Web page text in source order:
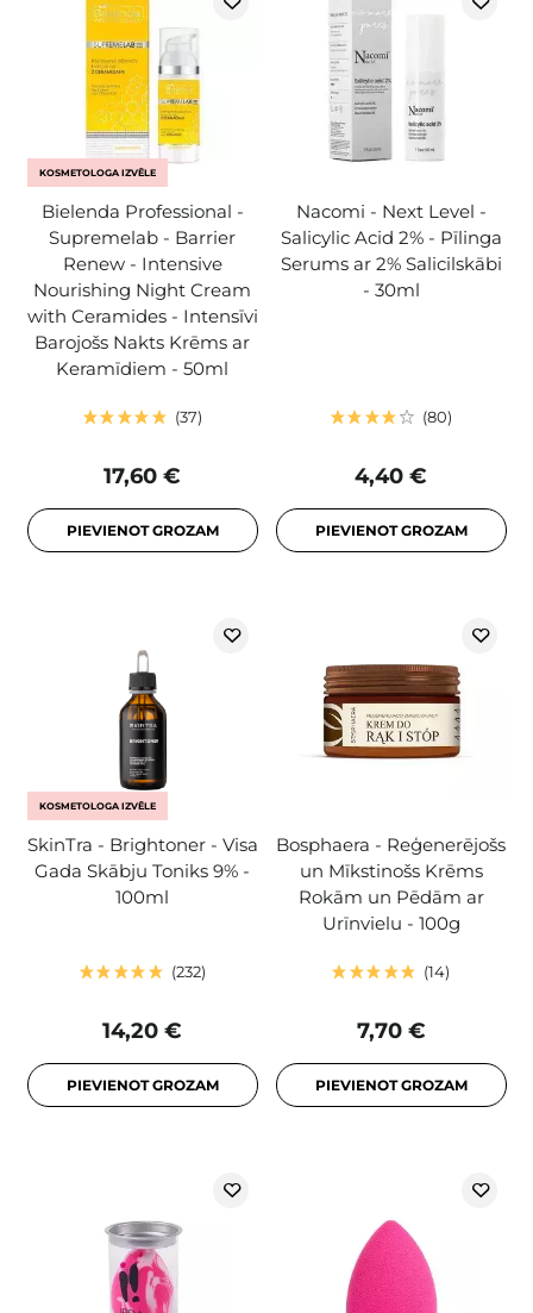
KOSMETOLOGA IZVĒLE
Bielenda Professional -
Supremelab - Barrier
Renew - Intensive
Nourishing Night Cream
with Ceramides - Intensīvi
Barojošs Nakts Krēms ar
Keramīdiem - 50ml
37
17,60 €
PIEVIENOT GROZAM
Nacomi - Next Level -
Salicylic Acid 2% - Pīlinga
Serums ar 2% Salicilskābi
- 30ml
80
4,40 €
PIEVIENOT GROZAM
KOSMETOLOGA IZVĒLE
SkinTra - Brightoner - Visa
Gada Skābju Toniks 9% -
100ml
232
14,20 €
PIEVIENOT GROZAM
Bosphaera - Reģenerējošs
un Mīkstinošs Krēms
Rokām un Pēdām ar
Urīnvielu - 100g
14
7,70 €
PIEVIENOT GROZAM